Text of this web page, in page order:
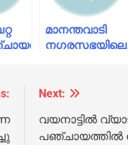
മാനന്തവാടി
നഗരസഭയിലെ
കണ്ടെയ്ൻമെന്റ്
നിന്നും
ഒഴിവാക്കി
Next:
വയനാട്ടിൽ
പഞ്ചായത്തില്‍